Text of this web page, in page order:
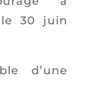
30 juin
d’une